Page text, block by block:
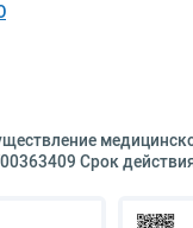
Срок